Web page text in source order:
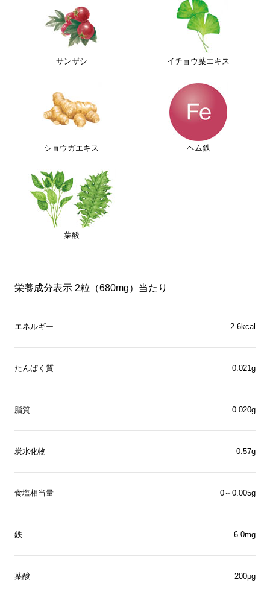
サンザシ イチョウ葉エキス
ショウガエキス ヘム鉄
葉酸
栄養成分表示 2粒（680mg）当たり
エネルギー 2.6kcal
たんぱく質 0.021g
脂質 0.020g
炭水化物 0.57g
食塩相当量 0～0.005g
鉄 6.0mg
葉酸 200μg